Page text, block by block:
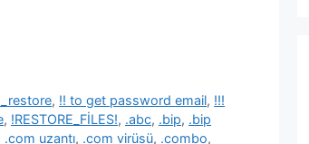
, !! to get password email, !!!
, !RESTORE_FİLES!, .abc, .bip, .bip
.com uzantı, .com virüsü, .combo,